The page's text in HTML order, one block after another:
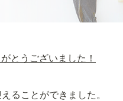
とうございました！
ることができました。